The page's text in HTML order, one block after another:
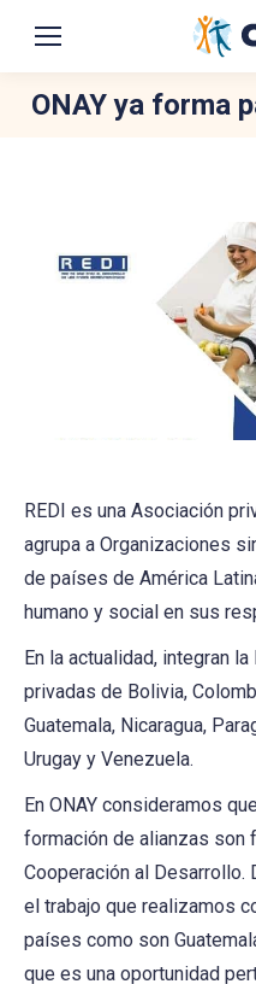
ONAY ya forma
REDI es una Asociación
agrupa a Organizaciones
de países de América
humano y social en sus
En la actualidad, integran
privadas de Bolivia,
Guatemala, Nicaragua,
Urugay y Venezuela.
En ONAY consideramos
formación de alianzas son
Cooperación al Desarrollo.
el trabajo que realizamos
países como son
que es una oportunidad